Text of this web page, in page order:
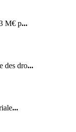
M€ p...
des dro...
...